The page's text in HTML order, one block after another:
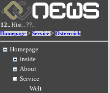
12..Hist..??..
Homepage > Service > Österreich
Homepage
Inside
About
Service
Welt